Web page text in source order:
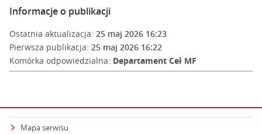
Informacje o publikacji
Ostatnia aktualizacja: 25 maj 2026 16:23
Pierwsza publikacja: 25 maj 2026 16:22
Komórka odpowiedzialna: Departament Ceł MF
Mapa serwisu